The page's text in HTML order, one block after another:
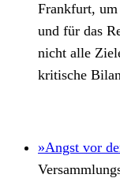
Frankfurt, um
und für das
nicht alle
kritische
»Angst vor